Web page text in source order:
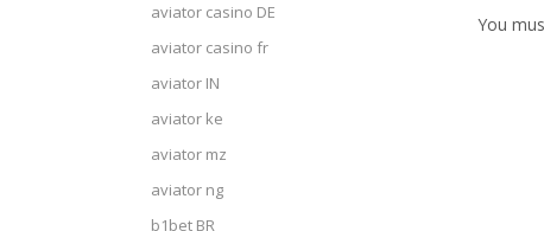
You
aviator casino DE
aviator casino fr
aviator IN
aviator ke
aviator mz
aviator ng
b1bet BR